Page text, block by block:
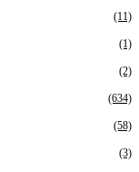
(11)
(1)
(2)
(634)
(58)
(3)